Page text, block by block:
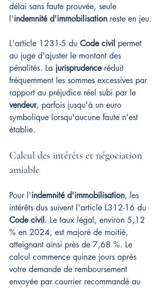
délai sans faute prouvée, seule
l'indemnité d'immobilisation reste en jeu.
L'article 1231-5 du Code civil permet
au juge d'ajuster le montant des
pénalités. La jurisprudence réduit
fréquemment les sommes excessives par
rapport au préjudice réel subi par le
vendeur, parfois jusqu'à un euro
symbolique lorsqu'aucune faute n'est
établie.
Calcul des intérêts et négociation
amiable
Pour l'indemnité d'immobilisation, les
intérêts dus suivent l'article L312-16 du
Code civil . Le taux légal, environ 5,12
% en 2024, est majoré de moitié,
atteignant ainsi près de 7,68 %. Le
calcul commence quinze jours après
votre demande de remboursement
envoyée par courrier recommandé au